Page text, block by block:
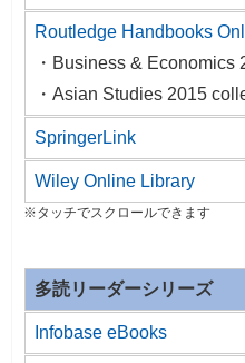
Routledge Handbooks
・Business & Economics
・Asian Studies 2015
SpringerLink
Wiley Online Library
多読リーダーシリーズ
Infobase eBooks